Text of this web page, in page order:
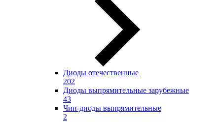
Диоды отечественные
202
Диоды выпрямительные зарубежные
43
Чип-диоды выпрямительные
2